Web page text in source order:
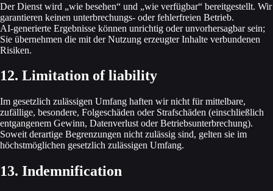
Der Dienst wird „wie besehen“ und „wie verfügbar“ bereitgestellt. Wir
garantieren keinen unterbrechungs‑ oder fehlerfreien Betrieb.
AI‑generierte Ergebnisse können unrichtig oder unvorhersagbar sein;
Sie übernehmen die mit der Nutzung erzeugter Inhalte verbundenen
Risiken.
12. Limitation of liability
Im gesetzlich zulässigen Umfang haften wir nicht für mittelbare,
zufällige, besondere, Folgeschäden oder Strafschäden (einschließlich
entgangenem Gewinn, Datenverlust oder Betriebs­unterbrechung).
Soweit derartige Begrenzungen nicht zulässig sind, gelten sie im
höchstmöglichen gesetzlich zulässigen Umfang.
13. Indemnification